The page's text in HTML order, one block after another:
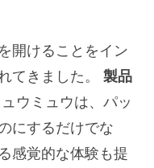
開けることをイン
てきました。 製品
ュウミュウは、パッ
にするだけでな
感覚的な体験も提